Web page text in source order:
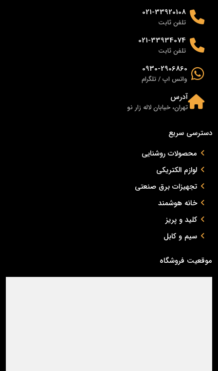
021-33920108
تلفن ثابت
021-33934074
تلفن ثابت
0930-2906860
واتس اپ / تلگرام
آدرس
تهران، خیابان لاله زار نو
دسترسی سریع
محصولات روشنایی
لوازم الکتریکی
تجهیزات برق صنعتی
خانه هوشمند
کلید و پریز
سیم و کابل
موقعیت فروشگاه